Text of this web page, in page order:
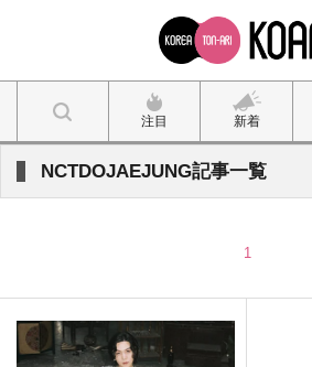
注目 新着
NCTDOJAEJUNG記事一覧
1